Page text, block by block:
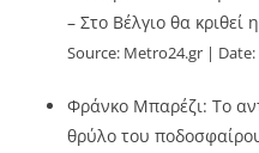
– Στο Βέλγιο θα κριθεί
Source: Metro24.gr Date:
Φράνκο Μπαρέζι: Το
θρύλο του